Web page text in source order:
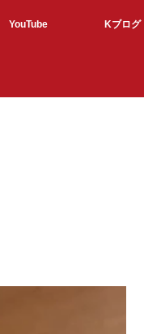
YouTube Kブログ